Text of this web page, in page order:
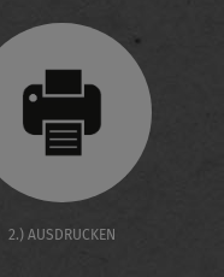
2.) AUSDRUCKEN